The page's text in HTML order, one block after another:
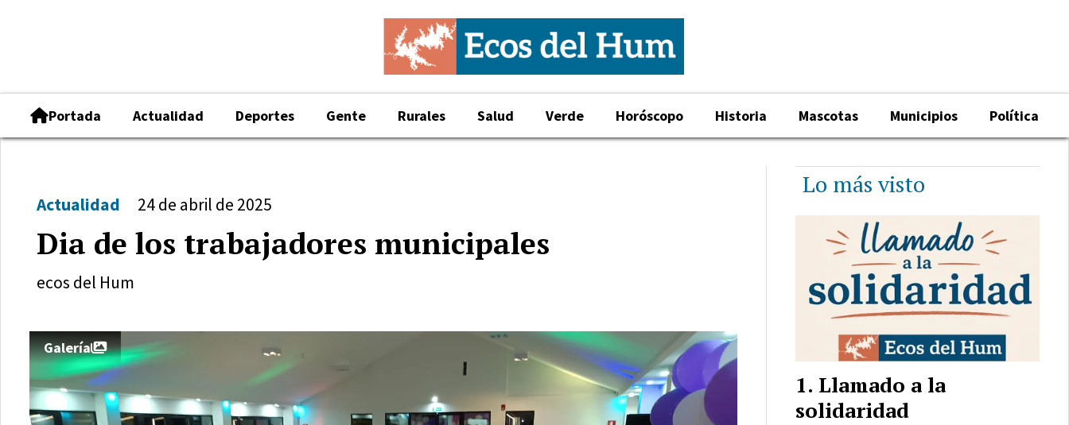
Portada Actualidad Deportes Gente Rurales Salud Verde Horóscopo Historia Mascotas Municipios Política
Dia de los trabajadores municipales
Actualidad 24 de abril de 2025
ecos del Hum
Galería
Lo más visto
Llamado a la
solidaridad